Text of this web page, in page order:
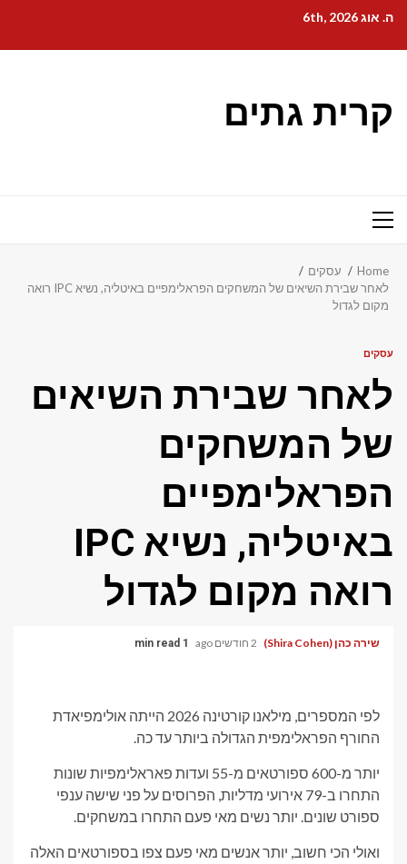
content
ה. אוג 6th, 2026
קרית גתים
Primary
Home
עסקים
לאחר שבירת השיאים של המשחקים הפראלימפיים באיטליה, נשיא IPC רואה
מקום לגדול
עסקים
לאחר שבירת השיאים
של המשחקים
הפראלימפיים
באיטליה, נשיא IPC
רואה מקום לגדול
שירה כהן (Shira Cohen) 2 חודשים ago 1 min read
לפי המספרים, מילאנו קורטינה 2026 הייתה אולימפיאדת
החורף הפראלימפית הגדולה ביותר עד כה.
יותר מ-600 ספורטאים מ-55 ועדות פאראלימפיות שונות
התחרו ב-79 אירועי מדליות, הפרוסים על פני שישה ענפי
ספורט שונים. יותר נשים מאי פעם התחרו במשחקים.
ואולי הכי חשוב, יותר אנשים מאי פעם צפו בספורטאים האלה